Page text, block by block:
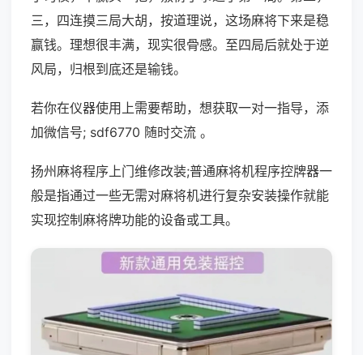
三，四连摸三局大胡，按道理说，这场麻将下来是稳
赢钱。理想很丰满，现实很骨感。至四局后就处于逆
风局，归根到底还是输钱。
若你在仪器使用上需要帮助，想获取一对一指导，添
加微信号; sdf6770 随时交流 。
扬州麻将程序上门维修改装;普通麻将机程序控牌器一
般是指通过一些无需对麻将机进行复杂安装操作就能
实现控制麻将牌功能的设备或工具。